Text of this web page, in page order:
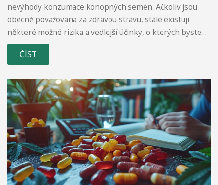
nevýhody konzumace konopných semen. Ačkoliv jsou
obecně považována za zdravou stravu, stále existují
některé možné rizika a vedlejší účinky, o kterých byste
měli vědět. Ujistěte se, že jste dobře informovaní
předtím, než začnete do své stravy zavádět nové
spojených s příjmem těchto semen, takže se na
příspěvek určitě podívejte, pokud hledáte více informací
o této tématice.
ČÍST